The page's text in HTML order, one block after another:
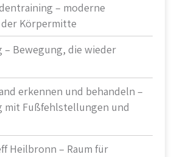
– moderne
Körpermitte
– Bewegung, die wieder
erkennen und behandeln –
mit Fußfehlstellungen und
Heilbronn – Raum für